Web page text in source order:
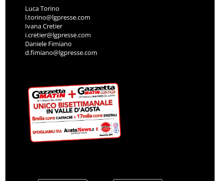
Luca Torino
l.torino@lgpresse.com
Ivana Cretier
i.cretier@lgpresse.com
Daniele Fimiano
d.fimiano@lgpresse.com